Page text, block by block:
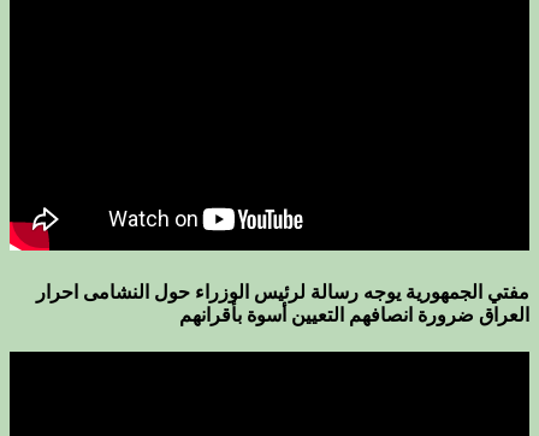
مفتي الجمهورية يوجه رسالة لرئيس الوزراء حول النشامى احرار
العراق ضرورة انصافهم التعيين أسوة بأقرانهم